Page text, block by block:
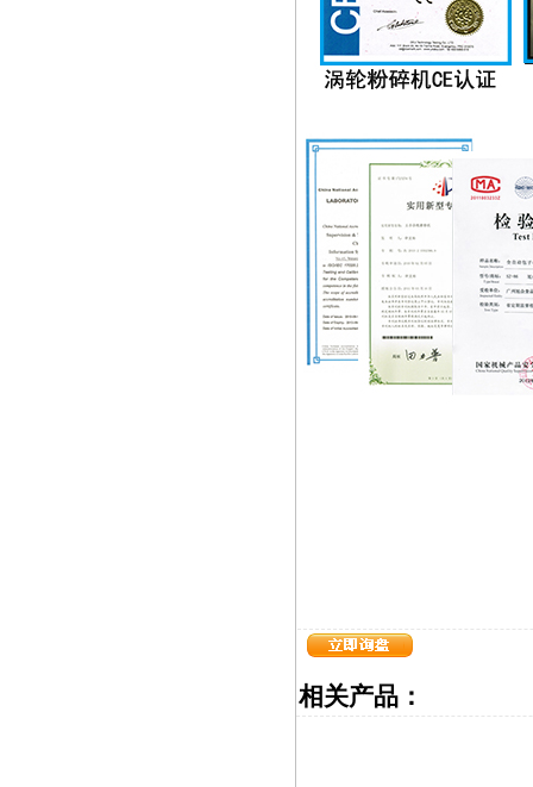
相关产品：